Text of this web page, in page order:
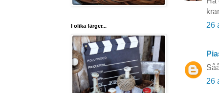
26
26
I olika färger...